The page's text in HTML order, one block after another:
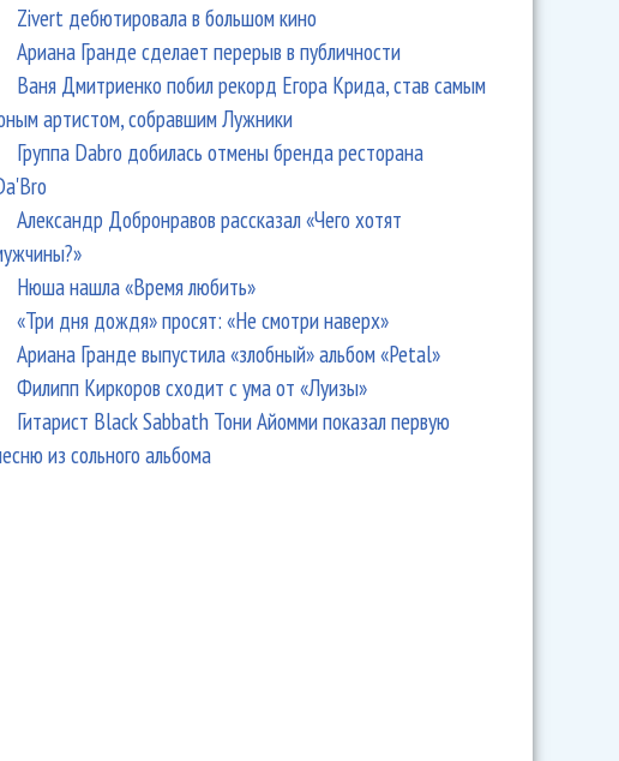
Zivert дебютировала в большом кино
Ариана Гранде сделает перерыв в публичности
Ваня Дмитриенко побил рекорд Егора Крида, став самым
артистом, собравшим Лужники
Группа Dabro добилась отмены бренда ресторана
Александр Добронравов рассказал «Чего хотят
Нюша нашла «Время любить»
«Три дня дождя» просят: «Не смотри наверх»
Ариана Гранде выпустила «злобный» альбом «Petal»
Филипп Киркоров сходит с ума от «Луизы»
Гитарист Black Sabbath Тони Айомми показал первую
из сольного альбома